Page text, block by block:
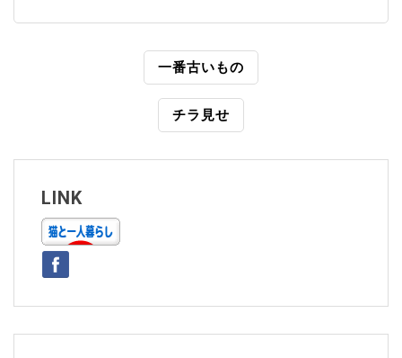
ビ
ゲ
ー
シ
ョ
ン
一番古いもの
チラ見せ
LINK